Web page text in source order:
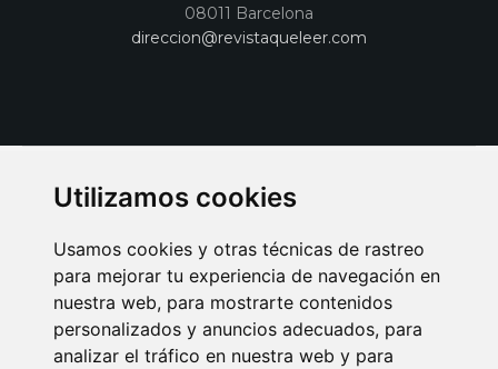
Utilizamos cookies
Usamos cookies y otras técnicas de rastreo
para mejorar tu experiencia de navegación en
nuestra web, para mostrarte contenidos
personalizados y anuncios adecuados, para
analizar el tráfico en nuestra web y para
08011 Barcelona
direccion@revistaqueleer.com
AVISO LEGAL POLITICA DE COOKIES POLITICA DE PRIVACIDAD